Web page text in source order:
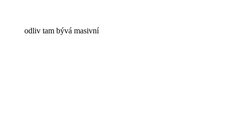
odliv tam bývá masivní